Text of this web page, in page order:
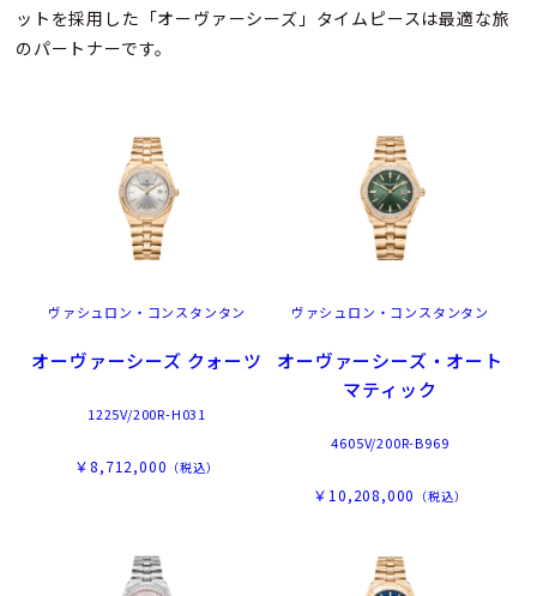
ットを採用した「オーヴァーシーズ」タイムピースは最適な旅
のパートナーです。
ヴァシュロン・コンスタンタン
オーヴァーシーズ クォーツ
1225V/200R-H031
￥8,712,000 （税込）
ヴァシュロン・コンスタンタン
オーヴァーシーズ・オート
マティック
4605V/200R-B969
￥10,208,000 （税込）